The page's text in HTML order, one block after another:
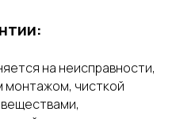
на неисправности,
монтажом, чисткой